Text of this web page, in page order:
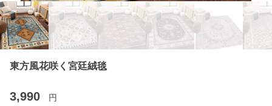
東方風花咲く宮廷絨毯
3,990 円